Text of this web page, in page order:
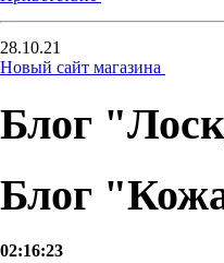
28.10.21
Новый сайт магазина
Блог
Блог
02:16:23